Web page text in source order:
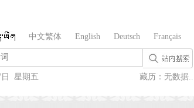
中文繁体 English Deutsch Français
日 星期五 藏历：无数据